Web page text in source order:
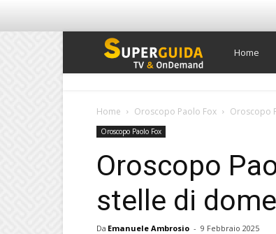
Super
Home
Home Oroscopo Paolo Fox Oroscopo
Oroscopo Paolo Fox
Oroscopo
stelle di
Da Emanuele Ambrosio - 9 Febbraio 2025